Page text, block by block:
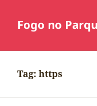
Fogo no
Tag:https